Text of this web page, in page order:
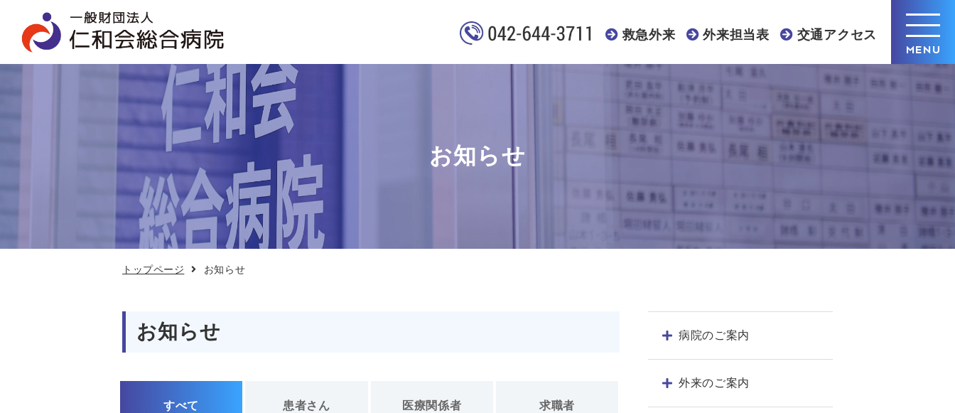
救急外来 外来担当表 交通アクセス
MENU
お知らせ
トップページ お知らせ
お知らせ
すべて 患者さん 医療関係者 求職者
病院のご案内
外来のご案内